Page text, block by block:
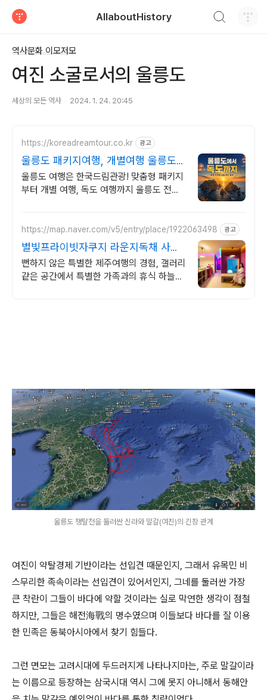
AllaboutHistory
역사문화 이모저모
여진 소굴로서의 울릉도
세상의 모든 역사 2024. 1. 24. 20:45
https://koreadreamtour.co.kr 광고
울릉도 패키지여행, 개별여행 울릉도
전문 직판 여행사
울릉도 여행은 한국드림관광! 맞춤형 패키지
부터 개별 여행, 독도 여행까지 울릉도 전문
https://map.naver.com/v5/entry/place/1922063498 광고
별빛프라이빗자쿠지 라운지독채 사진
보다 더좋아요. 찐 리뷰
뻔하지 않은 특별한 제주여행의 경험, 갤러리
같은 공간에서 특별한 가족과의 휴식 하늘보
울릉도 쟁탈전을 둘러싼 신라와 말갈(여진)의 긴장 관계
여진이 약탈경제 기반이라는 선입견 때문인지, 그래서 유목민 비
스무리한 족속이라는 선입견이 있어서인지, 그네를 둘러싼 가장
큰 착란이 그들이 바다에 약할 것이라는 실로 막연한 생각이 점철
하지만, 그들은 해전海戰의 명수였으며 이들보다 바다를 잘 이용
한 민족은 동북아시아에서 찾기 힘들다.
그런 면모는 고려시대에 두드러지게 나타나지마는, 주로 말갈이라
는 이름으로 등장하는 삼국시대 역시 그에 못지 아니해서 동해안